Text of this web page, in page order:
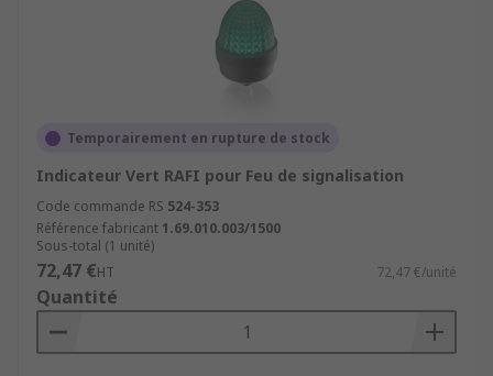
Temporairement en rupture de stock
Indicateur Vert RAFI pour Feu de signalisation
Code commande RS 524-353
Référence fabricant 1.69.010.003/1500
Sous-total (1 unité)
72,47 €HT 72,47 €/unité
Quantité